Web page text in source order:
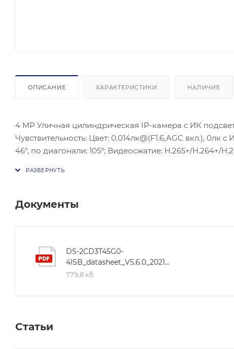
ОПИСАНИЕ ХАРАКТЕРИСТИКИ НАЛИЧИЕ
4 MP Уличная цилиндрическая IP-камера с ИК
Чувствительность: Цвет: 0.014лк@(F1.6,AGC вкл.),
46°, по диагонали: 105°; Видеосжатие: H.265+/H.264+/
Защита: IP67.
Документы
DS-2CD3T45G0-
4ISB_datasheet_V5.6.0_20211208
779,8 кб
Статьи